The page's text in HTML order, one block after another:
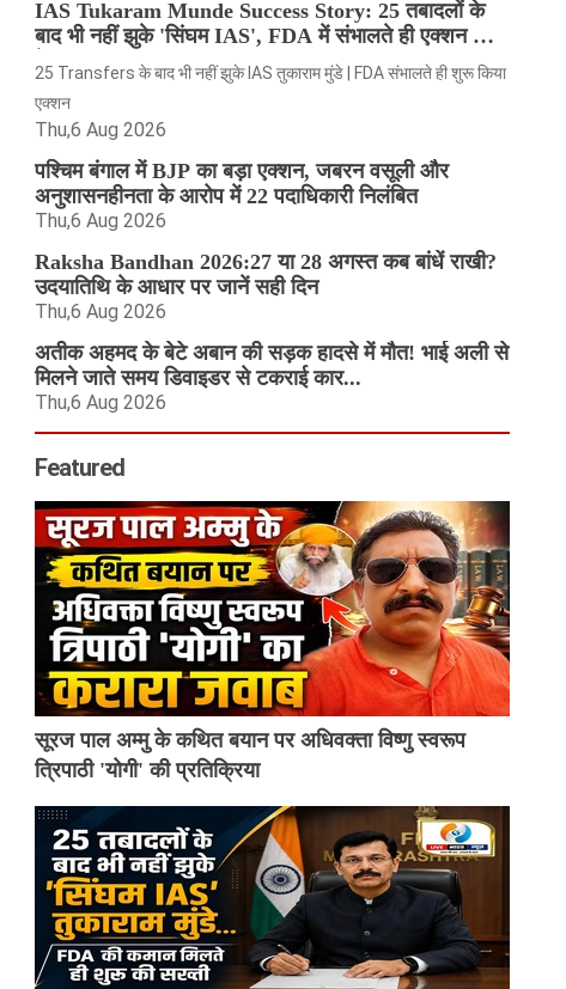
IAS Tukaram Munde Success Story: 25 तबादलों के
बाद भी नहीं झुके 'सिंघम IAS', FDA में संभालते ही एक्शन मोड
में आए
25 Transfers के बाद भी नहीं झुके IAS तुकाराम मुंडे | FDA संभालते ही शुरू किया
एक्शन
Thu,6 Aug 2026
पश्चिम बंगाल में BJP का बड़ा एक्शन, जबरन वसूली और
अनुशासनहीनता के आरोप में 22 पदाधिकारी निलंबित
Thu,6 Aug 2026
Raksha Bandhan 2026:27 या 28 अगस्त कब बांधें राखी?
उदयातिथि के आधार पर जानें सही दिन
Thu,6 Aug 2026
अतीक अहमद के बेटे अबान की सड़क हादसे में मौत! भाई अली से
मिलने जाते समय डिवाइडर से टकराई कार...
Thu,6 Aug 2026
Featured
सूरज पाल अम्मु के कथित बयान पर अधिवक्ता विष्णु स्वरूप
त्रिपाठी 'योगी' की प्रतिक्रिया